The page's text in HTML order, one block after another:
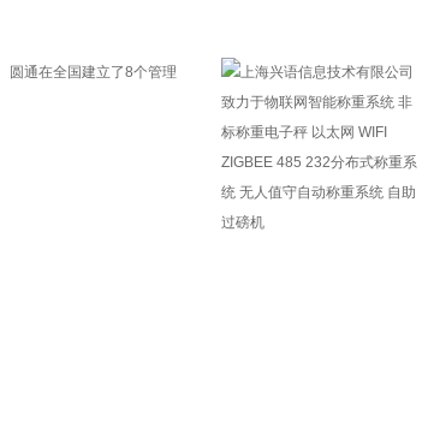
圆通在全国建立了8个管理